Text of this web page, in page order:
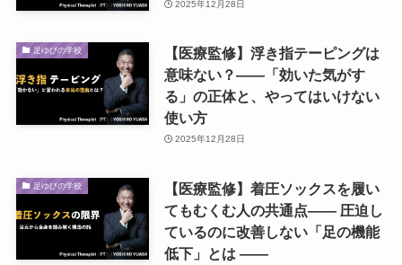
2025年12月28日
足ゆびの学校
【医療監修】浮き指テーピングは
意味ない？――「効いた気がす
る」の正体と、やってはいけない
使い方
2025年12月28日
足ゆびの学校
【医療監修】着圧ソックスを履い
てもむくむ人の共通点―― 圧迫し
ているのに改善しない「足の機能
低下」とは ――